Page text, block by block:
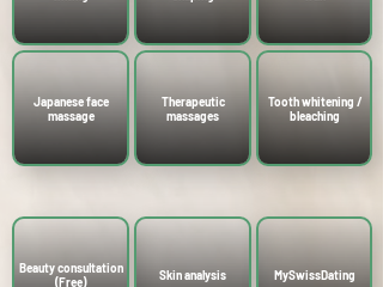
Japanese face
massage
Therapeutic
massages
Tooth whitening /
bleaching
Beauty consultation
(Free)
Skin analysis MySwissDating